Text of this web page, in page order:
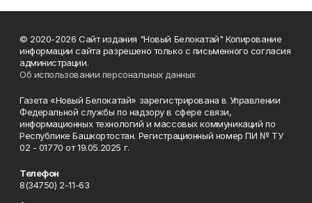
© 2020-2026 Сайт издания "Новый Белокатай" Копирование
информации сайта разрешено только с письменного согласия
администрации.
Об использовании персональных данных
Газета «Новый Белокатай» зарегистрирована в Управлении
Федеральной службы по надзору в сфере связи,
информационных технологий и массовых коммуникаций по
Республике Башкортостан. Регистрационный номер ПИ № ТУ
02 - 01770 от 19.05.2025 г.
Телефон
8(34750) 2-11-63